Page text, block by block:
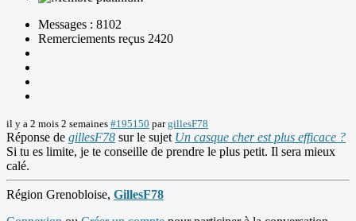
Messages : 8102
Remerciements reçus 2420
il y a 2 mois 2 semaines #195150 pargillesF78
Réponse de gillesF78 sur le sujet Un casque cher est plus efficace ?
Si tu es limite, je te conseille de prendre le plus petit. Il sera mieux
calé.
Région Grenobloise, GillesF78